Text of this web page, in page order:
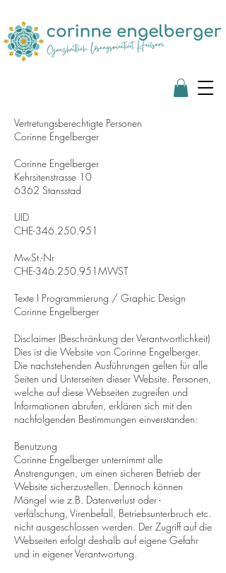
Vertretungsberechtigte Personen
Corinne Engelberger
Corinne Engelberger
Kehrsitenstrasse 10
6362 Stansstad
UID
CHE-346.250.951
MwSt.-Nr
CHE-346.250.951MWST
Texte I Programmierung / Graphic Design
Corinne Engelberger
Disclaimer (Beschränkung der Verantwortlichkeit)
Dies ist die Website von Corinne Engelberger.
Die nachstehenden Ausführungen gelten für alle
Seiten und Unterseiten dieser Website. Personen,
welche auf diese Webseiten zugreifen und
Informationen abrufen, erklären sich mit den
nachfolgenden Bestimmungen einverstanden:
Benutzung
Corinne Engelberger unternimmt alle
Anstrengungen, um einen sicheren Betrieb der
Website sicherzustellen. Dennoch können
Mängel wie z.B. Datenverlust oder -
verfälschung, Virenbefall, Betriebsunterbruch etc.
nicht ausgeschlossen werden. Der Zugriff auf die
Webseiten erfolgt deshalb auf eigene Gefahr
und in eigener Verantwortung.